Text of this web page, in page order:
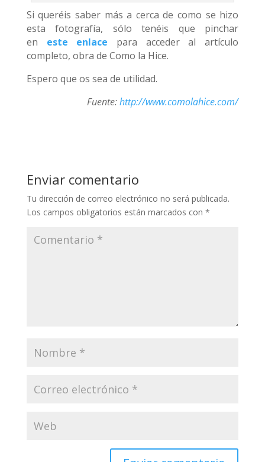
Si queréis saber más a cerca de como se hizo
esta fotografía, sólo tenéis que pinchar
en este enlace para acceder al artículo
completo, obra de Como la Hice.
Espero que os sea de utilidad.
Fuente:http://www.comolahice.com/
Enviar comentario
Tu dirección de correo electrónico no será publicada.
Los campos obligatorios están marcados con *